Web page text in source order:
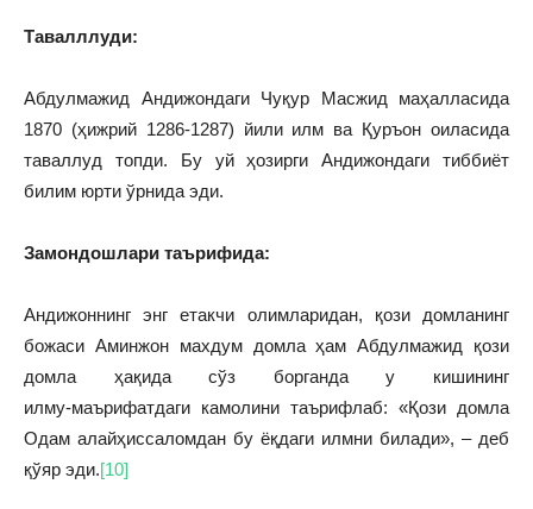
Тавалллуди:
Абдулмажид Андижондаги Чуқур Масжид маҳалласида
1870 (ҳижрий 1286‑1287) йили илм ва Қуръон оиласида
таваллуд топди. Бу уй ҳозирги Андижондаги тиббиёт
билим юрти ўрнида эди.
Замондошлари таърифида:
Андижоннинг энг етакчи олимларидан, қози домланинг
божаси Аминжон махдум домла ҳам Абдулмажид қози
домла ҳақида сўз борганда у кишининг
илму‑маърифатдаги камолини таърифлаб: «Қози домла
Одам алайҳиссаломдан бу ёқдаги илмни билади», – деб
қўяр эди.[10]